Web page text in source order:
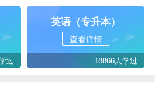
过
英语（专升本）
查看详情
18866人学过